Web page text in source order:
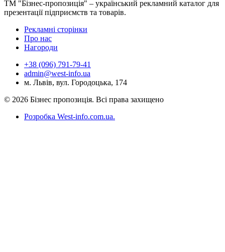
ТМ "Бізнес-пропозиція" – український рекламний каталог для
презентації підприємств та товарів.
Рекламні сторінки
Про нас
Нагороди
+38 (096) 791-79-41
admin@west-info.ua
м. Львів, вул. Городоцька, 174
© 2026 Бізнес пропозиція. Всі права захищено
Розробка West-info.com.ua.